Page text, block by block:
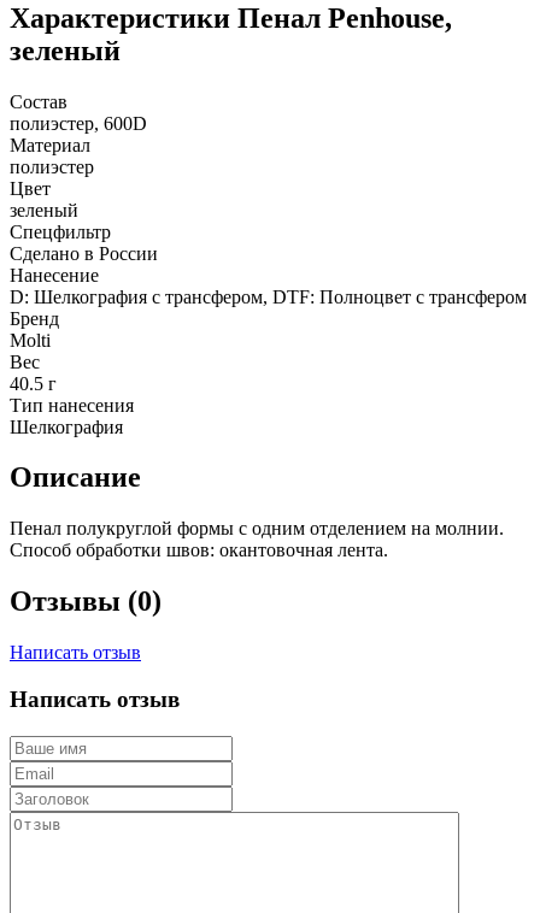
Характеристики Пенал Penhouse,
зеленый
Состав
полиэстер, 600D
Материал
полиэстер
Цвет
зеленый
Спецфильтр
Сделано в России
Нанесение
D: Шелкография с трансфером, DTF: Полноцвет с трансфером
Бренд
Molti
Вес
40.5 г
Тип нанесения
Шелкография
Описание
Пенал полукруглой формы с одним отделением на молнии.
Способ обработки швов: окантовочная лента.
Отзывы (0)
Написать отзыв
Написать отзыв